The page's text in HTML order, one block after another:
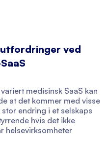
ved
medisinsk SaaS kan
at det kommer med visse
endring i et selskaps
hvis det ikke
helsevirksomheter